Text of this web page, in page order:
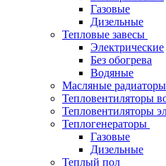
Газовые
Дизельные
Тепловые завесы
Электрические
Без обогрева
Водяные
Масляные радиаторы
Тепловентиляторы
Тепловентиляторы
Теплогенераторы
Газовые
Дизельные
Теплый пол